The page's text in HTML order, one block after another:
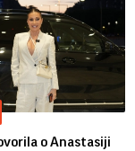
o Anastasiji